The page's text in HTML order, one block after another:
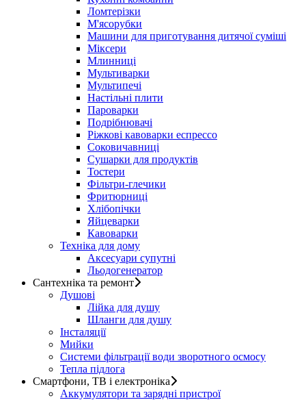
Ломтерізки
М'ясорубки
Машини для приготування дитячої суміші
Міксери
Млинниці
Мультиварки
Мультипечі
Настільні плити
Пароварки
Подрібнювачі
Ріжкові кавоварки еспрессо
Соковичавниці
Сушарки для продуктів
Тостери
Фільтри-глечики
Фритюрниці
Хлібопічки
Яйцеварки
Кавоварки
Техніка для дому
Аксесуари супутні
Льодогенератор
Сантехніка та ремонт
Душові
Лійка для душу
Шланги для душу
Інсталяції
Мийки
Системи фільтрації води зворотного осмосу
Тепла підлога
Смартфони, ТВ і електроніка
Аккумулятори та зарядні пристрої